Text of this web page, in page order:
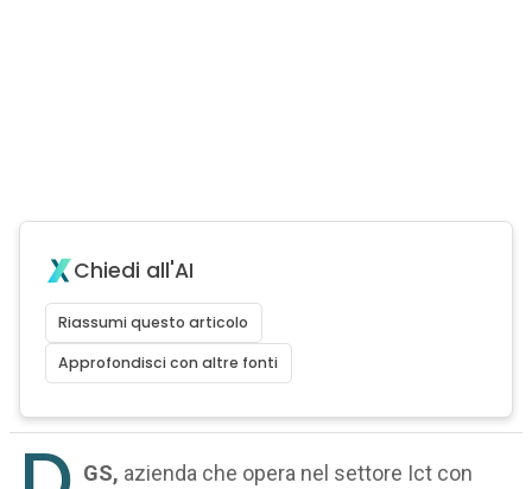
Chiedi all'AI
Riassumi questo articolo
Approfondisci con altre fonti
GS, azienda che opera nel settore Ict con